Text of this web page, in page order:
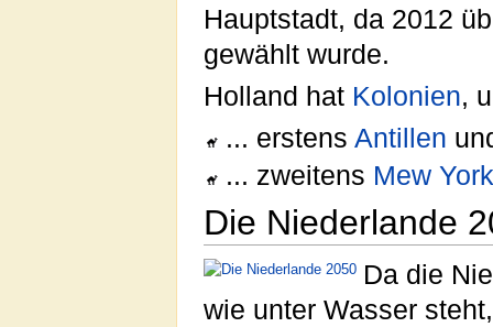
Hauptstadt, da 2012
gewählt wurde.
Holland hat Kolonien,
... erstensAntillen
... zweitens Mew
Die Niederlande
Da die
wie unter Wasser